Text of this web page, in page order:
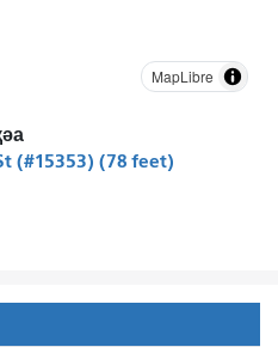
MapLibre
(#15353) (78 feet)